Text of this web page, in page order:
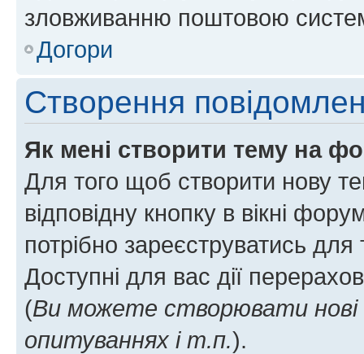
зловживанню поштовою
Догори
Створення
Як мені створити тему на
Для того щоб створити нову
відповідну кнопку в вікні
потрібно зареєструватись
Доступні для вас дії
(Ви можете створювати
опитуваннях і т.п.).